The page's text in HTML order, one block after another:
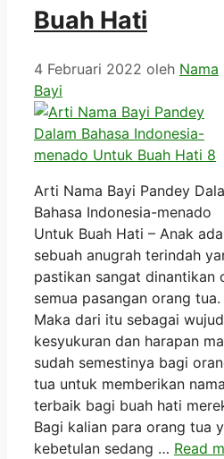
Buah Hati
4 Februari 2022 oleh Nama
Bayi
Arti Nama Bayi Pandey
Bahasa Indonesia-menado
Untuk Buah Hati – Anak
sebuah anugrah terindah
pastikan sangat dinantikan
semua pasangan orang tua.
Maka dari itu sebagai wujud
kesyukuran dan harapan
sudah semestinya bagi
tua untuk memberikan nama
terbaik bagi buah hati
Bagi kalian para orang tua
kebetulan sedang … Read